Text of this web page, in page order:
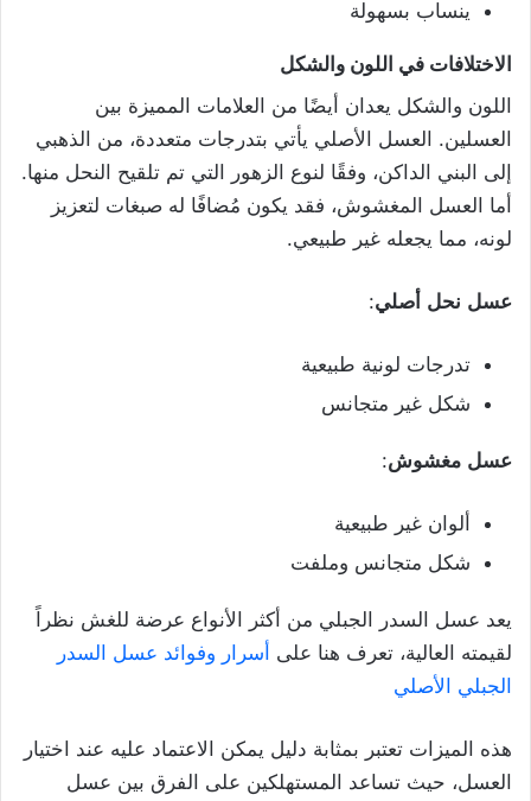
ينساب بسهولة
الاختلافات في اللون والشكل
اللون والشكل يعدان أيضًا من العلامات المميزة بين
العسلين. العسل الأصلي يأتي بتدرجات متعددة، من الذهبي
إلى البني الداكن، وفقًا لنوع الزهور التي تم تلقيح النحل منها.
أما العسل المغشوش، فقد يكون مُضافًا له صبغات لتعزيز
لونه، مما يجعله غير طبيعي.
عسل نحل أصلي:
تدرجات لونية طبيعية
شكل غير متجانس
عسل مغشوش:
ألوان غير طبيعية
شكل متجانس وملفت
يعد عسل السدر الجبلي من أكثر الأنواع عرضة للغش نظراً
لقيمته العالية، تعرف هنا على أسرار وفوائد عسل السدر
الجبلي الأصلي
هذه الميزات تعتبر بمثابة دليل يمكن الاعتماد عليه عند اختيار
العسل، حيث تساعد المستهلكين على الفرق بين عسل